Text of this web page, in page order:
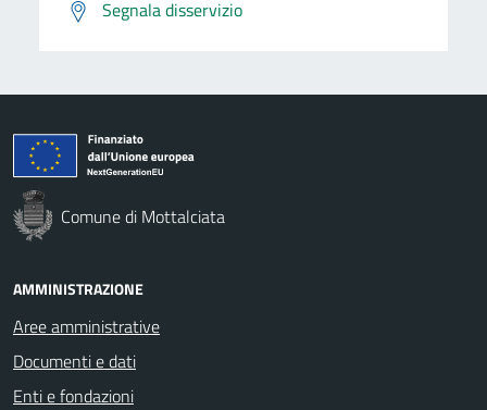
Segnala disservizio
Comune di Mottalciata
AMMINISTRAZIONE
Aree amministrative
Documenti e dati
Enti e fondazioni